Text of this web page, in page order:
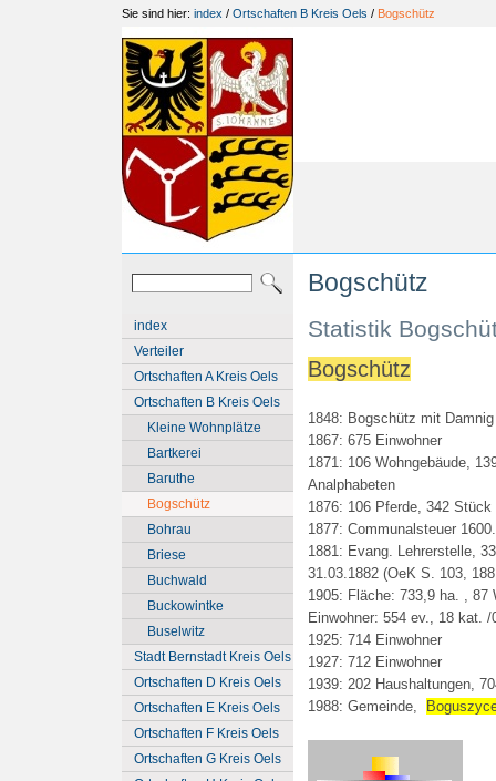
Sie sind hier: index / Ortschaften B Kreis Oels / Bogschütz
index
Verteiler
Ortschaften A Kreis Oels
Ortschaften B Kreis Oels
Kleine Wohnplätze
Bartkerei
Baruthe
Bogschütz
Bohrau
Briese
Buchwald
Buckowintke
Buselwitz
Stadt Bernstadt Kreis Oels
Ortschaften D Kreis Oels
Ortschaften E Kreis Oels
Ortschaften F Kreis Oels
Ortschaften G Kreis Oels
Bogschütz
Statistik
Bogschütz
1848: Bogschütz mit
1867: 675 Einwohner
1871: 106 Wohngebäude,
Analphabeten
1876: 106 Pferde, 342 Stück
1877: Communalsteuer
1881: Evang. Lehrerstelle,
31.03.1882 (OeK S. 103,
1905: Fläche: 733,9 ha. , 87
Einwohner: 554 ev., 18 kat.
1925: 714 Einwohner
1927: 712 Einwohner
1939: 202 Haushaltungen,
1988: Gemeinde,